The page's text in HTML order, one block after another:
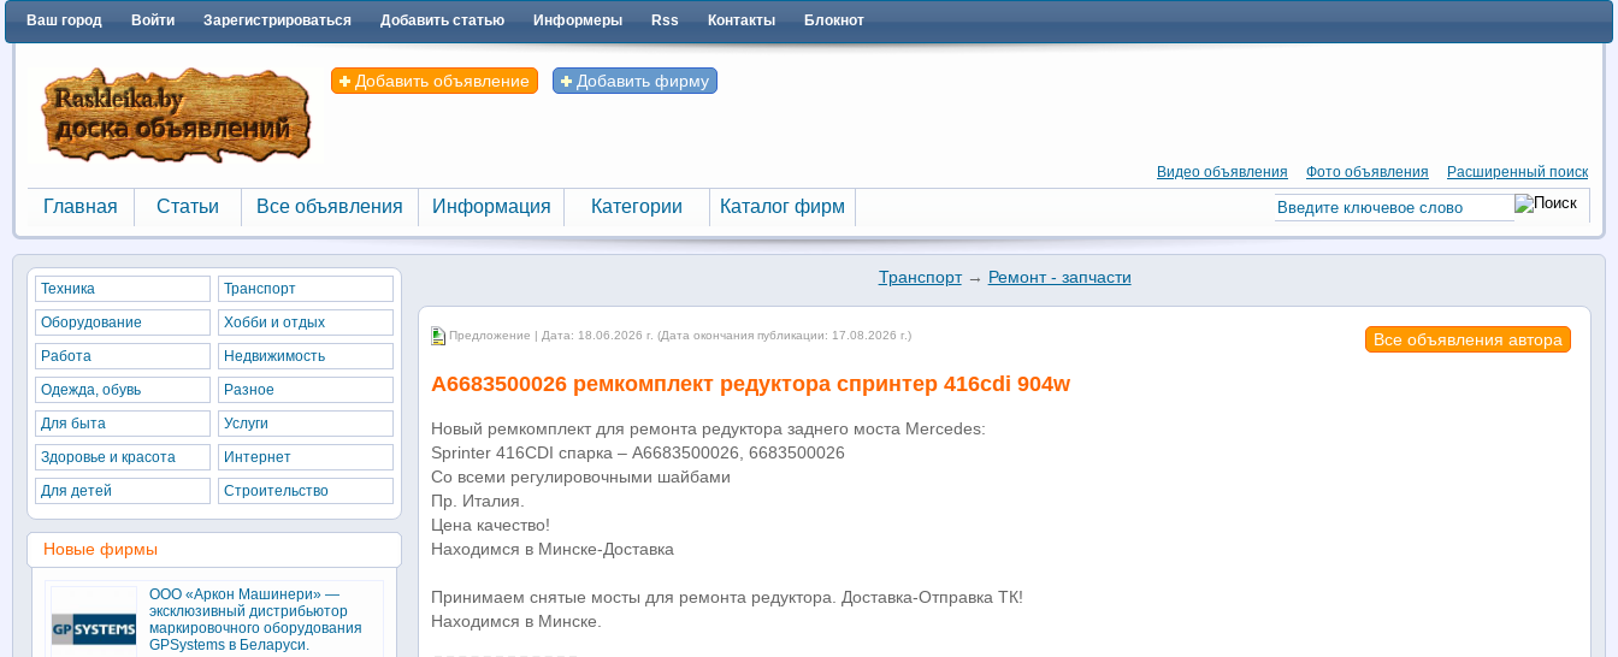
Ваш город Войти Зарегистрироваться Добавить статью Информеры Rss Контакты Блокнот
Добавить объявление Добавить фирму
Видео объявления Фото объявления Расширенный поиск
Главная
Главная
Статьи
Статьи
Все объявления
Все объявления
Информация Категории Каталог фирм
Транспорт→ Ремонт - запчасти
Все объявления автора
Предложение | Дата: 18.06.2026 г. (Дата окончания публикации: 17.08.2026 г.)
A6683500026 ремкомплект редуктора спринтер 416cdi 904w
Новый ремкомплект для ремонта редуктора заднего моста Mercedes:
Sprinter 416CDI спарка – А6683500026, 6683500026
Cо всеми регулировочными шайбами
Пр. Италия.
Цена качество!
Находимся в Минске-Доставка
Принимаем снятые мосты для ремонта редуктора. Доставка-Отправка ТК!
Находимся в Минске.
Техника
Транспорт
Оборудование
Хобби и отдых
Работа
Недвижимость
Одежда, обувь
Разное
Для быта
Услуги
Здоровье и красота
Интернет
Для детей
Строительство
Новые фирмы
ООО «Аркон Машинери» —
эксклюзивный дистрибьютор
маркировочного оборудования
GPSystems в Беларуси.